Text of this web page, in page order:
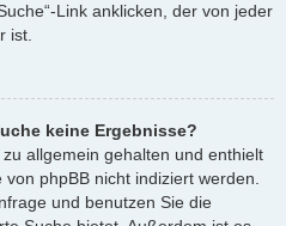
Link anklicken, der von jeder
ist.
keine Ergebnisse?
allgemein gehalten und enthielt
phpBB nicht indiziert werden.
und benutzen Sie die